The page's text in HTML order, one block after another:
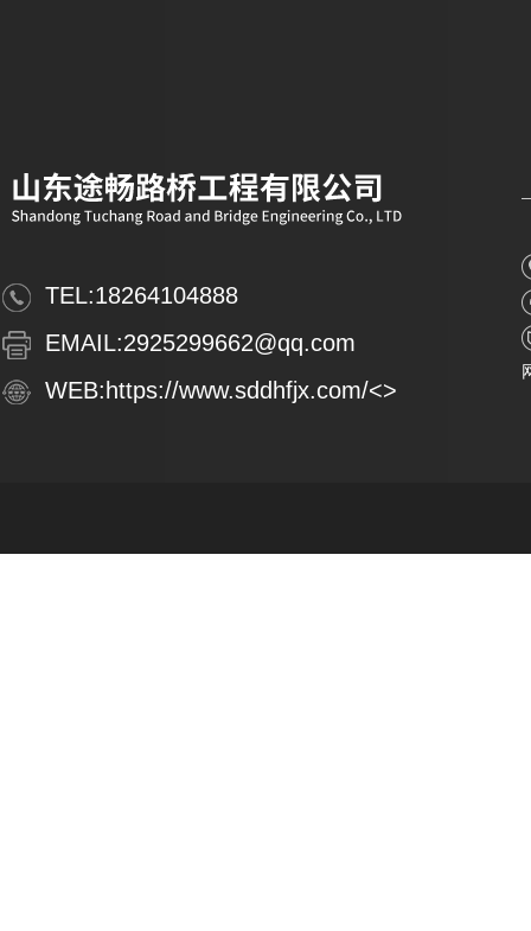
TEL:18264104888
EMAIL:2925299662@qq.com
WEB: https://www.sddhfjx.com/<>